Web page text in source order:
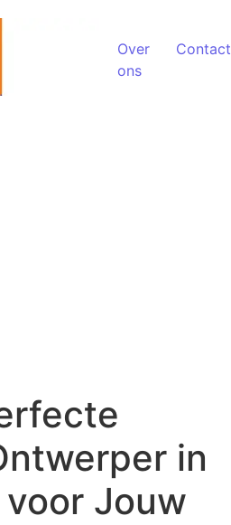
Over
ons
Contact
in
Jouw